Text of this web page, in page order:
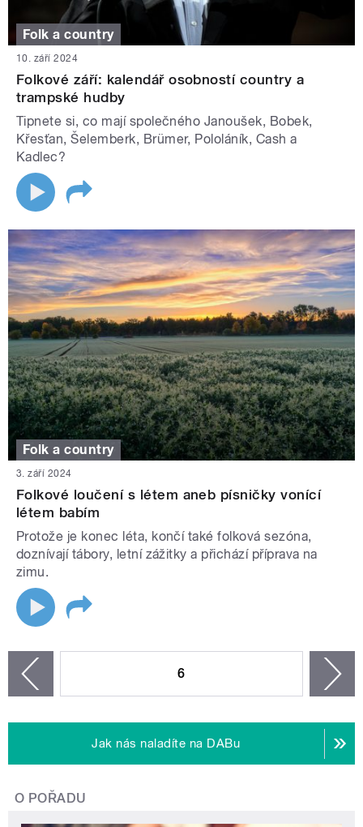
Folk a country
10. září 2024
Folkové září: kalendář osobností country a
trampské hudby
Tipnete si, co mají společného Janoušek, Bobek,
Křesťan, Šelemberk, Brümer, Pololáník, Cash a
Kadlec?
Folk a country
3. září 2024
Folkové loučení s létem aneb písničky vonící
létem babím
Protože je konec léta, končí také folková sezóna,
doznívají tábory, letní zážitky a přichází příprava na
zimu.
6
Jak nás naladíte na DABu
O POŘADU